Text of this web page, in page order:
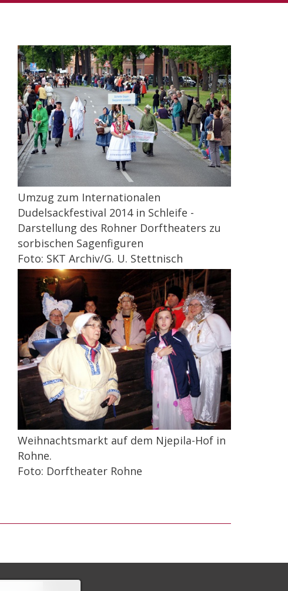
Umzug zum Internationalen
Dudelsackfestival 2014 in Schleife -
Darstellung des Rohner Dorftheaters zu
sorbischen Sagenfiguren
Foto: SKT Archiv/G. U. Stettnisch
Weihnachtsmarkt auf dem Njepila-Hof in
Rohne.
Foto: Dorftheater Rohne